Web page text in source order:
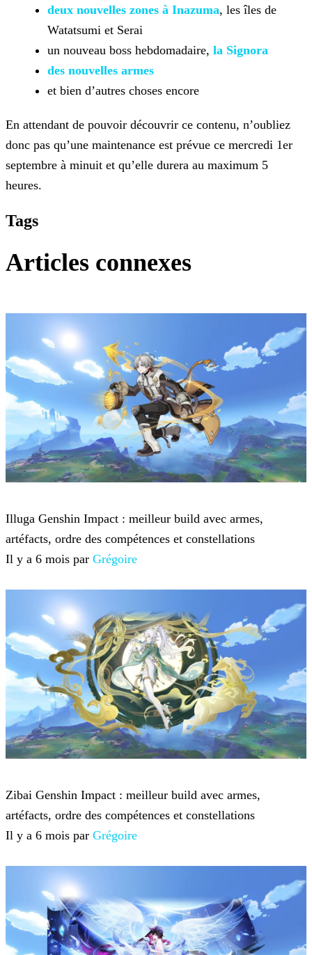
deux nouvelles zones à Inazuma, les îles de
Watatsumi et Serai
un nouveau boss hebdomadaire, la Signora
des nouvelles armes
et bien d’autres choses encore
En attendant de pouvoir découvrir ce contenu, n’oubliez
donc pas qu’une maintenance est prévue ce mercredi 1er
septembre à minuit et qu’elle durera au maximum 5
heures.
Tags
Articles connexes
Illuga Genshin Impact : meilleur build avec armes,
artéfacts, ordre des compétences et constellations
Il y a 6 mois par Grégoire
Zibai Genshin Impact : meilleur build avec armes,
artéfacts, ordre des compétences et constellations
Il y a 6 mois par Grégoire